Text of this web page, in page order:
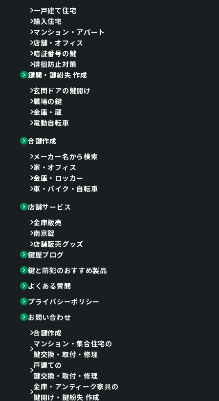
一戸建て住宅
輸入住宅
マンション・アパート
店舗・オフィス
暗証番号の鍵
徘徊防止対策
鍵開・鍵紛失 作成
玄関ドアの鍵開け
職場の鍵
金庫・蔵
電動自転車
合鍵作成
メーカー名から検索
家・オフィス
金庫・ロッカー
車・バイク・自転車
店舗サービス
金庫販売
南京錠
店舗販売グッズ
鍵屋ブログ
鍵と防犯のおすすめ製品
よくある質問
プライバシーポリシー
お問い合わせ
合鍵作成
マンション・集合住宅の
鍵交換・取付・修理
戸建ての
鍵交換・取付・修理
金庫・アンティーク家具の
鍵開け・鍵紛失 作成